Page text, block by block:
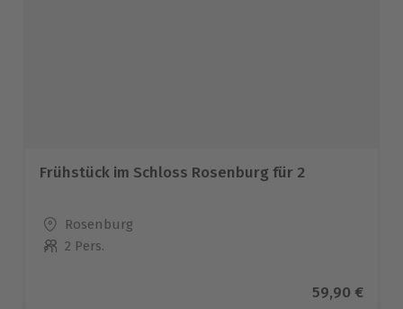
Frühstück im Schloss Rosenburg für 2
Standort
Rosenburg
Anzahl der Teilnehmer
2 Pers.
Aktueller
59,90 €